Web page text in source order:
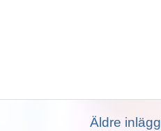
Äldre inlägg